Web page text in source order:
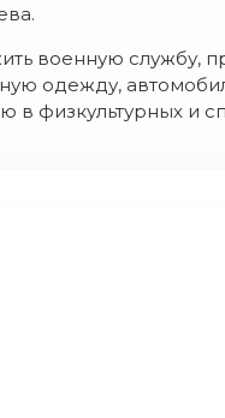
военную службу,
одежду,
в физкультурных и